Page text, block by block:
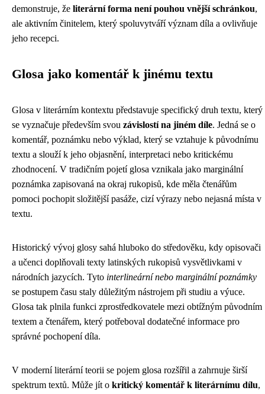
demonstruje, že literární forma není pouhou vnější schránkou,
ale aktivním činitelem, který spoluvytváří význam díla a ovlivňuje
jeho recepci.
Glosa jako komentář k jinému textu
Glosa v literárním kontextu představuje specifický druh textu, který
se vyznačuje především svou závislostí na jiném díle. Jedná se o
komentář, poznámku nebo výklad, který se vztahuje k původnímu
textu a slouží k jeho objasnění, interpretaci nebo kritickému
zhodnocení. V tradičním pojetí glosa vznikala jako marginální
poznámka zapisovaná na okraj rukopisů, kde měla čtenářům
pomoci pochopit složitější pasáže, cizí výrazy nebo nejasná místa v
textu.
Historický vývoj glosy sahá hluboko do středověku, kdy opisovači
a učenci doplňovali texty latinských rukopisů vysvětlivkami v
národních jazycích. Tyto interlineární nebo marginální poznámky
se postupem času staly důležitým nástrojem při studiu a výuce.
Glosa tak plnila funkci zprostředkovatele mezi obtížným původním
textem a čtenářem, který potřeboval dodatečné informace pro
správné pochopení díla.
V moderní literární teorii se pojem glosa rozšířil a zahrnuje širší
spektrum textů. Může jít o kritický komentář k literárnímu dílu,